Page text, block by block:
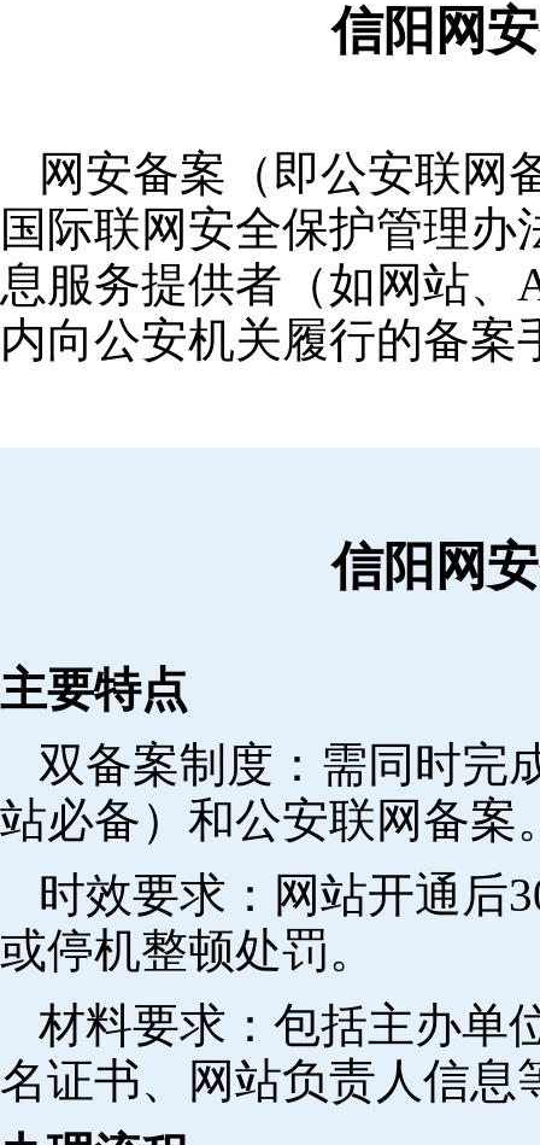
信阳网
网安备案（即公安联网
国际联网安全保护管理
息服务提供者（如网站、
内向公安机关履行的备案
信阳网
主要特点
双备案制度：需同时完
站必备）和公安联网备案
时效要求：网站开通后
或停机整顿处罚。
材料要求：包括主办单
名证书、网站负责人信息